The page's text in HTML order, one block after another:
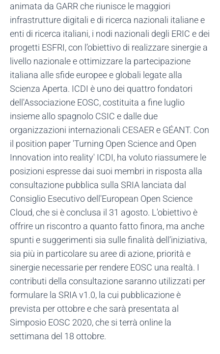
animata da GARR che riunisce le maggiori
infrastrutture digitali e di ricerca nazionali italiane e
enti di ricerca italiani, i nodi nazionali degli ERIC e dei
progetti ESFRI, con l’obiettivo di realizzare sinergie a
livello nazionale e ottimizzare la partecipazione
italiana alle sfide europee e globali legate alla
Scienza Aperta. ICDI è uno dei quattro fondatori
dell'Associazione EOSC, costituita a fine luglio
insieme allo spagnolo CSIC e dalle due
organizzazioni internazionali CESAER e GÉANT. Con
il position paper 'Turning Open Science and Open
Innovation into reality' ICDI, ha voluto riassumere le
posizioni espresse dai suoi membri in risposta alla
consultazione pubblica sulla SRIA lanciata dal
Consiglio Esecutivo dell'European Open Science
Cloud, che si è conclusa il 31 agosto. L'obiettivo è
offrire un riscontro a quanto fatto finora, ma anche
spunti e suggerimenti sia sulle finalità dell’iniziativa,
sia più in particolare su aree di azione, priorità e
sinergie necessarie per rendere EOSC una realtà. I
contributi della consultazione saranno utilizzati per
formulare la SRIA v1.0, la cui pubblicazione è
prevista per ottobre e che sarà presentata al
Simposio EOSC 2020, che si terrà online la
settimana del 18 ottobre.